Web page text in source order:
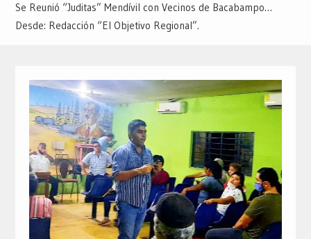
Se Reunió “Juditas” Mendívil con Vecinos de Bacabampo…
Desde: Redacción “El Objetivo Regional”.